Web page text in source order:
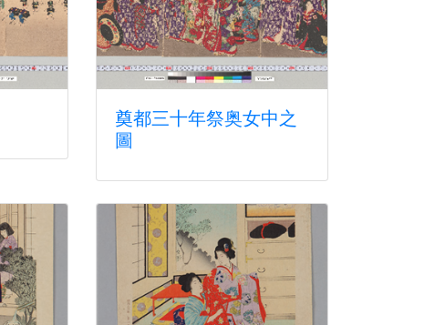
奠都三十年祭奥女中之
圖